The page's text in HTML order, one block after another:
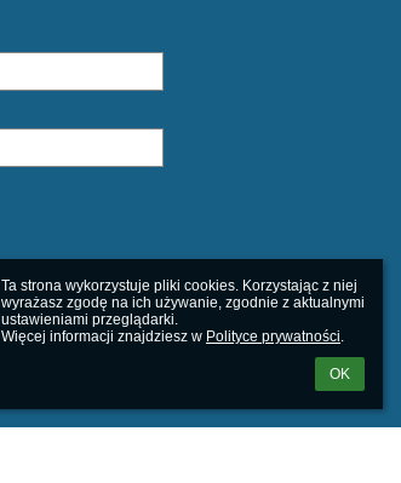
Ta strona wykorzystuje pliki cookies. Korzystając z niej
wyrażasz zgodę na ich używanie, zgodnie z aktualnymi
ustawieniami przeglądarki.
Więcej informacji znajdziesz w Polityce prywatności.
OK